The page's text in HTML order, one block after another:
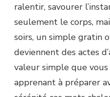
ralentir, savourer
seulement le corps,
soirs, un simple gratin
deviennent des actes
valeur simple que
apprenant à préparer